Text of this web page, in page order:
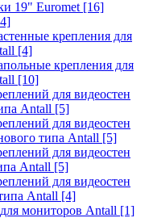
19" Euromet [16]
крепления для
[4]
крепления для
[10]
для видеостен
Antall [5]
для видеостен
типа Antall [5]
для видеостен
Antall [5]
для видеостен
Antall [4]
мониторов Antall [1]